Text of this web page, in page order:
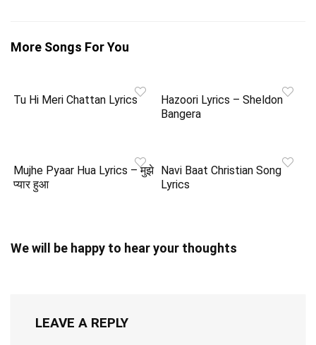
More Songs For You
Tu Hi Meri Chattan Lyrics
Hazoori Lyrics – Sheldon
Bangera
Mujhe Pyaar Hua Lyrics – मुझे
प्यार हुआ
Navi Baat Christian Song
Lyrics
We will be happy to hear your thoughts
LEAVE A REPLY